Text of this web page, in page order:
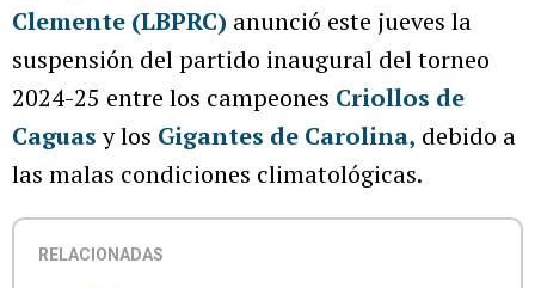
Clemente (LBPRC) anunció este jueves la
suspensión del partido inaugural del torneo
2024-25 entre los campeones Criollos de
Caguasy los Gigantes de Carolina, debido a
las malas condiciones climatológicas.
RELACIONADAS